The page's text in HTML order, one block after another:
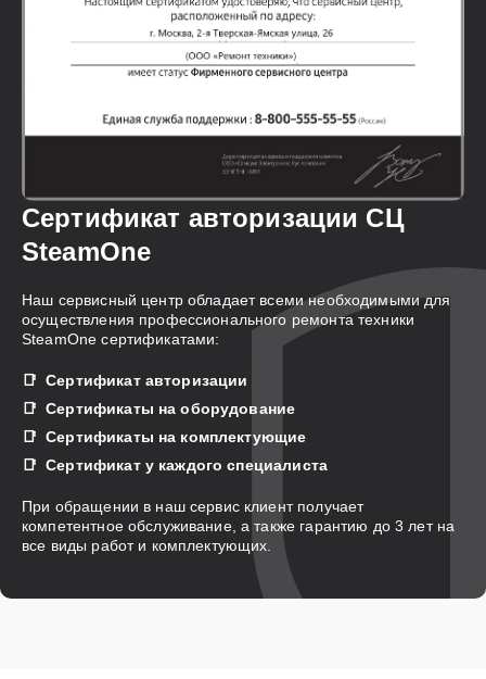
Сертификат авторизации СЦ
SteamOne
Наш сервисный центр обладает всеми необходимыми для
осуществления профессионального ремонта техники
SteamOne сертификатами:
Сертификат авторизации
Сертификаты на оборудование
Сертификаты на комплектующие
Сертификат у каждого специалиста
При обращении в наш сервис клиент получает
компетентное обслуживание, а также гарантию до 3 лет на
все виды работ и комплектующих.